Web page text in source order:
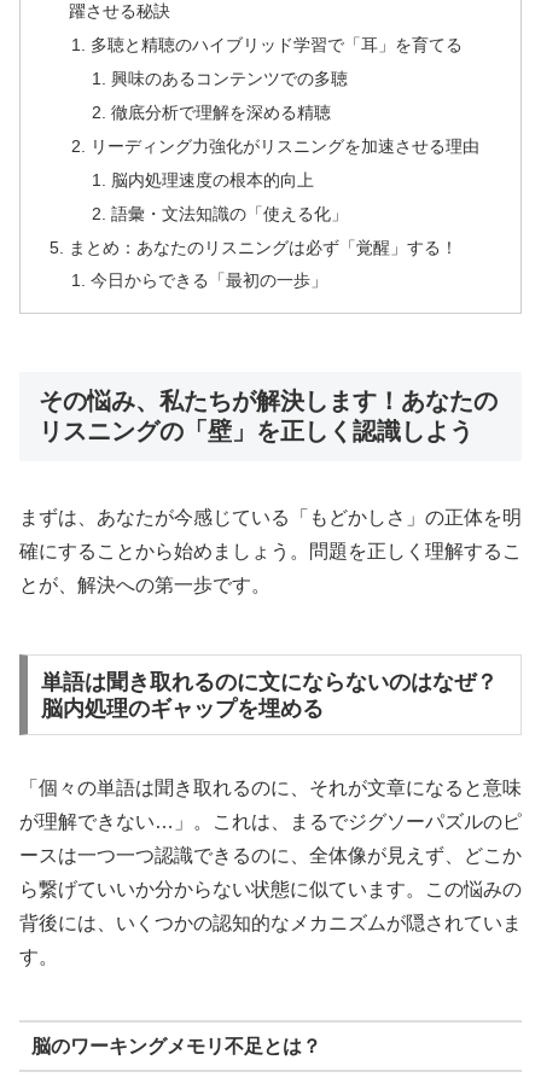
躍させる秘訣
多聴と精聴のハイブリッド学習で「耳」を育てる
興味のあるコンテンツでの多聴
徹底分析で理解を深める精聴
リーディング力強化がリスニングを加速させる理由
脳内処理速度の根本的向上
語彙・文法知識の「使える化」
まとめ：あなたのリスニングは必ず「覚醒」する！
今日からできる「最初の一歩」
その悩み、私たちが解決します！あなたの
リスニングの「壁」を正しく認識しよう
まずは、あなたが今感じている「もどかしさ」の正体を明
確にすることから始めましょう。問題を正しく理解するこ
とが、解決への第一歩です。
単語は聞き取れるのに文にならないのはなぜ？
脳内処理のギャップを埋める
「個々の単語は聞き取れるのに、それが文章になると意味
が理解できない…」。これは、まるでジグソーパズルのピ
ースは一つ一つ認識できるのに、全体像が見えず、どこか
ら繋げていいか分からない状態に似ています。この悩みの
背後には、いくつかの認知的なメカニズムが隠されていま
す。
脳のワーキングメモリ不足とは？